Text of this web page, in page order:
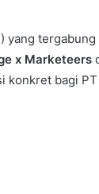
yang tergabung
x Marketeers
konkret bagi